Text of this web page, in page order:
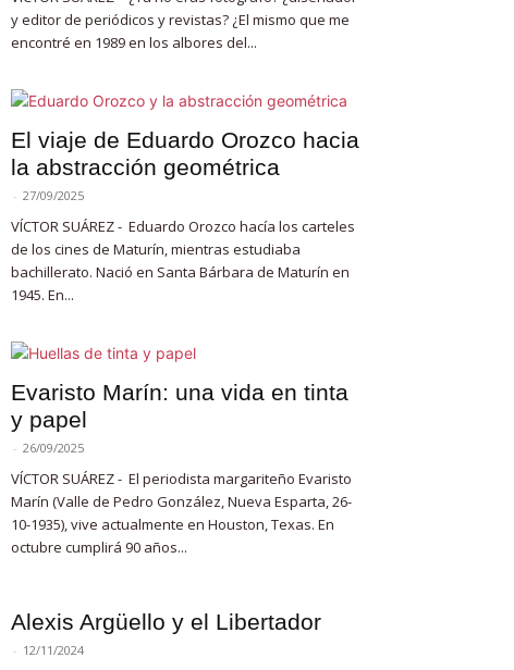
y editor de periódicos y revistas? ¿El mismo que me
encontré en 1989 en los albores del...
El viaje de Eduardo Orozco hacia
la abstracción geométrica
- 27/09/2025
VÍCTOR SUÁREZ - Eduardo Orozco hacía los carteles
de los cines de Maturín, mientras estudiaba
bachillerato. Nació en Santa Bárbara de Maturín en
1945. En...
Evaristo Marín: una vida en tinta
y papel
- 26/09/2025
VÍCTOR SUÁREZ - El periodista margariteño Evaristo
Marín (Valle de Pedro González, Nueva Esparta, 26-
10-1935), vive actualmente en Houston, Texas. En
octubre cumplirá 90 años...
Alexis Argüello y el Libertador
- 12/11/2024